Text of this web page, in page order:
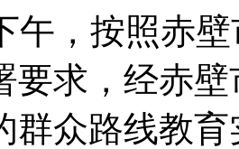
午，按照赤
要求，经赤
群众路线教